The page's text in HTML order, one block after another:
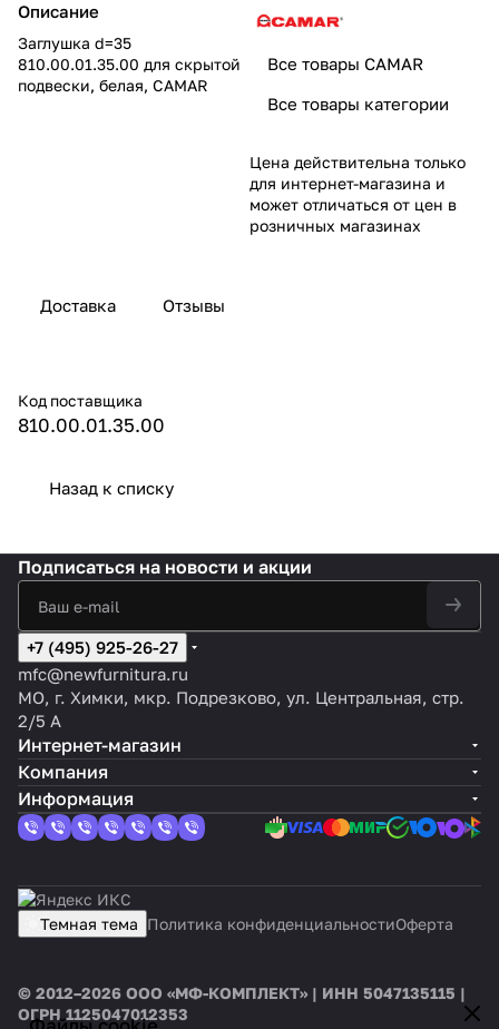
Описание
Заглушка d=35
810.00.01.35.00 для скрытой
подвески, белая, CAMAR
Все товары CAMAR
Все товары категории
Цена действительна только
для интернет-магазина и
может отличаться от цен в
розничных магазинах
Доставка Отзывы
Код поставщика
810.00.01.35.00
Назад к списку
Подписаться на новости и акции
+7 (495) 925-26-27
mfc@newfurnitura.ru
МО, г. Химки, мкр. Подрезково, ул. Центральная, стр.
2/5 А
Интернет-магазин
Компания
Информация
Темная тема Политика конфиденциальностиОферта
© 2012–2026 ООО «МФ-КОМПЛЕКТ» | ИНН 5047135115 |
ОГРН 1125047012353